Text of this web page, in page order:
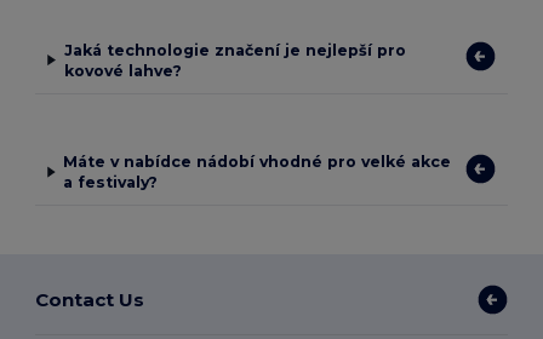
Jaká technologie značení je nejlepší pro
kovové lahve?
Máte v nabídce nádobí vhodné pro velké akce
a festivaly?
Contact Us